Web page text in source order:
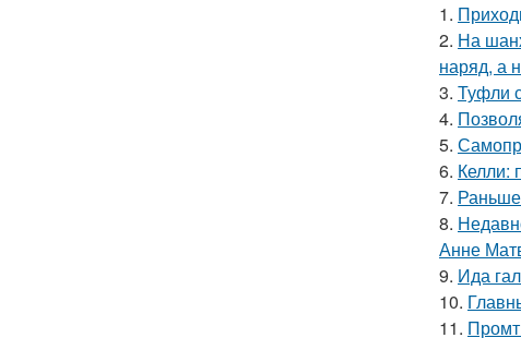
1.
2. На
наряд, а
3. Туфли
4.
5.
6. Келли:
7.
8.
Анне
9. Ида
10.
11.